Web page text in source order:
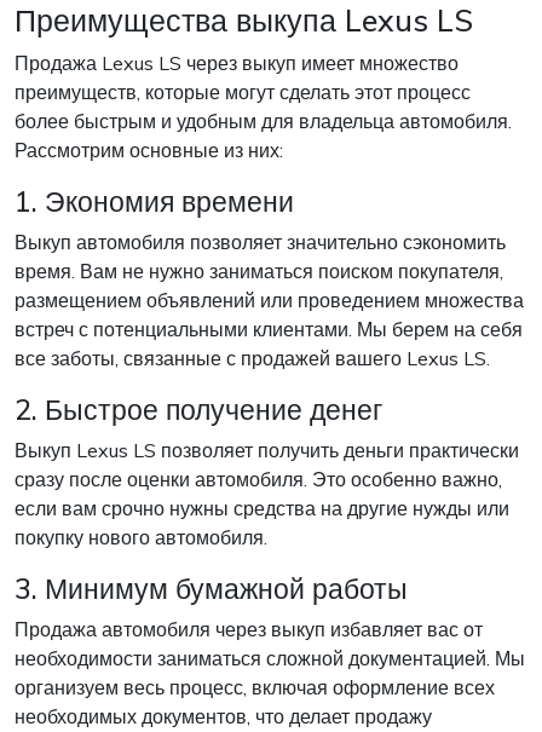
Преимущества выкупа Lexus LS
Продажа Lexus LS через выкуп имеет множество
преимуществ, которые могут сделать этот процесс
более быстрым и удобным для владельца автомобиля.
Рассмотрим основные из них:
1. Экономия времени
Выкуп автомобиля позволяет значительно сэкономить
время. Вам не нужно заниматься поиском покупателя,
размещением объявлений или проведением множества
встреч с потенциальными клиентами. Мы берем на себя
все заботы, связанные с продажей вашего Lexus LS.
2. Быстрое получение денег
Выкуп Lexus LS позволяет получить деньги практически
сразу после оценки автомобиля. Это особенно важно,
если вам срочно нужны средства на другие нужды или
покупку нового автомобиля.
3. Минимум бумажной работы
Продажа автомобиля через выкуп избавляет вас от
необходимости заниматься сложной документацией. Мы
организуем весь процесс, включая оформление всех
необходимых документов, что делает продажу